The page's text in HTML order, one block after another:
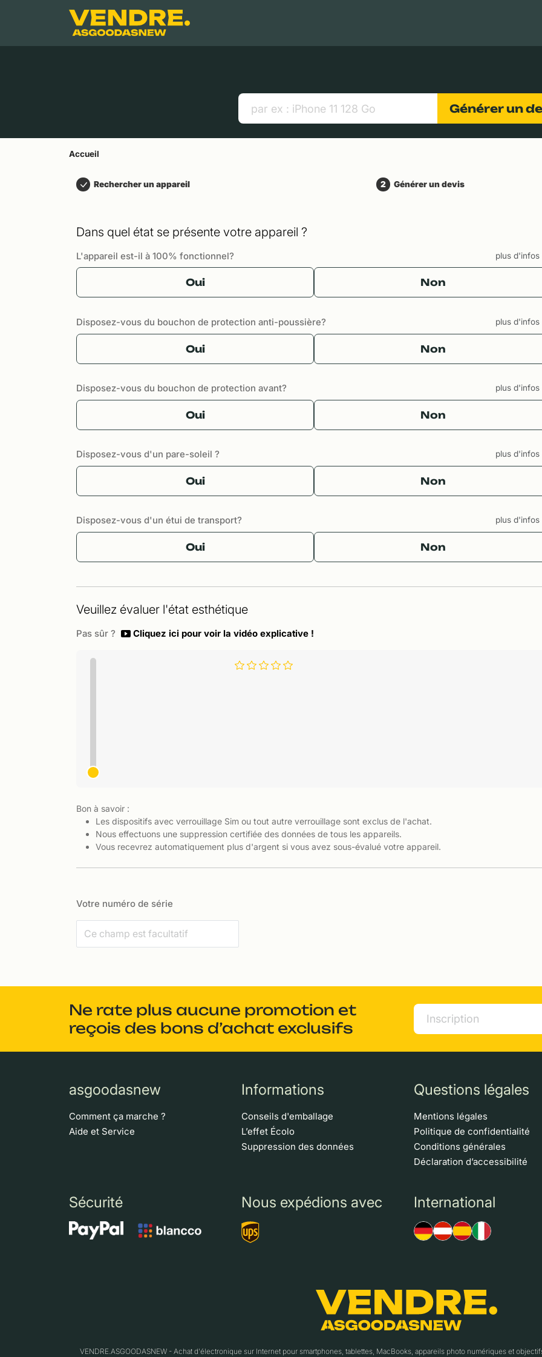
Contenu principal
Générer un
Accueil
Rechercher un appareil 2 Générer un devis
Dans quel état se présente votre appareil ?
L'appareil est-il à 100% fonctionnel? plus d'infos
Oui Non
Disposez-vous du bouchon de protection anti-poussière? plus d'infos
Oui Non
Disposez-vous du bouchon de protection avant? plus d'infos
Oui Non
Disposez-vous d'un pare-soleil ? plus d'infos
Oui Non
Disposez-vous d'un étui de transport? plus d'infos
Oui Non
Veuillez évaluer l'état esthétique
Pas sûr ? Cliquez ici pour voir la vidéo explicative !
Bon à savoir :
Les dispositifs avec verrouillage Sim ou tout autre verrouillage sont exclus de l'achat.
Nous effectuons une suppression certifiée des données de tous les appareils.
Vous recevrez automatiquement plus d'argent si vous avez sous-évalué votre appareil.
Votre numéro de série
Ne rate plus aucune promotion et
reçois des bons d’achat exclusifs
asgoodasnew
Comment ça marche ?
Aide et Service
Informations
Conseils d'emballage
L’effet Écolo
Suppression des données
Questions légales
Mentions légales
Politique de confidentialité
Conditions générales
Déclaration d’accessibilité
Sécurité Nous expédions avec International
VENDRE.ASGOODASNEW - Achat d'électronique sur Internet pour smartphones, tablettes, MacBooks, appareils photo numériques et